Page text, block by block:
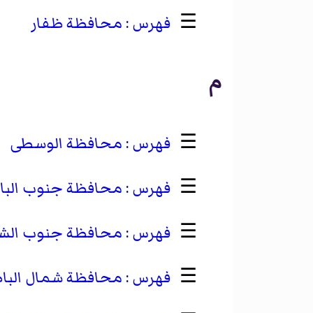
☰
محافظة ظفار
م
☰
محافظة الوسطى
☰
محافظة جنوب
☰
محافظة جنوب
☰
محافظة شمال